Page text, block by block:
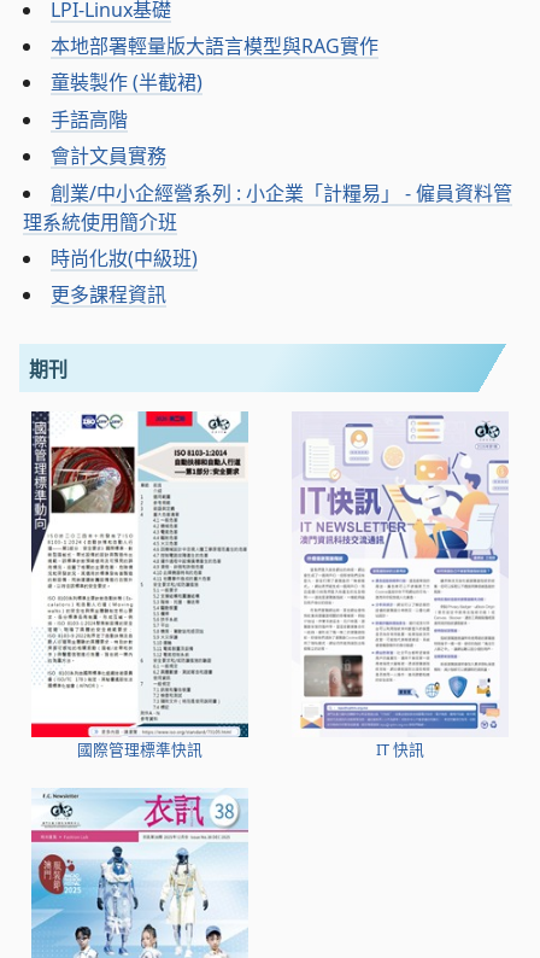
LPI-Linux基礎
本地部署輕量版大語言模型與RAG實作
童裝製作 (半截裙)
手語高階
會計文員實務
創業/中小企經營系列 : 小企業「計糧易」 - 僱員資料管
理系統使用簡介班
時尚化妝(中級班)
更多課程資訊
期刊
國際管理標準快訊 IT 快訊